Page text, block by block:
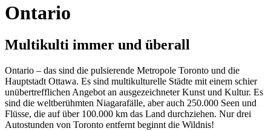
Ontario
Multikulti immer und überall
Ontario – das sind die pulsierende Metropole Toronto und die
Hauptstadt Ottawa. Es sind multikulturelle Städte mit einem schier
unübertrefflichen Angebot an ausgezeichneter Kunst und Kultur. Es
sind die weltberühmten Niagarafälle, aber auch 250.000 Seen und
Flüsse, die auf über 100.000 km das Land durchziehen. Nur drei
Autostunden von Toronto entfernt beginnt die Wildnis!